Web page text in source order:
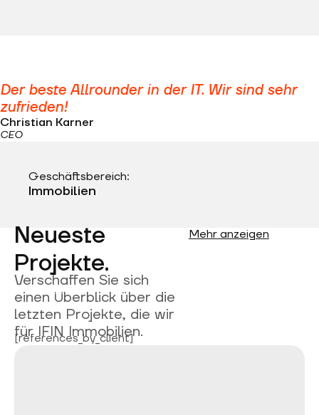
Der beste Allrounder in der IT. Wir sind sehr
zufrieden!
Christian Karner
CEO
Geschäftsbereich:
Immobilien
Neueste
Projekte.
Verschaffen Sie sich
einen Überblick über die
letzten Projekte, die wir
für IFIN Immobilien.
Mehr anzeigen
[references_by_client]